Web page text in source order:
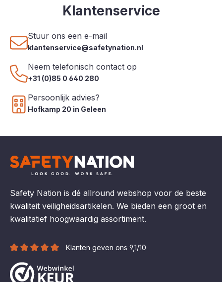
Klantenservice
Stuur ons een e-mail
klantenservice@safetynation.nl
Neem telefonisch contact op
+31 (0)85 0 640 280
Persoonlijk advies?
Hofkamp 20 in Geleen
Safety Nation is dé allround webshop voor de beste
kwaliteit veiligheidsartikelen. We bieden een groot en
kwalitatief hoogwaardig assortiment.
Klanten geven ons 9,1/10